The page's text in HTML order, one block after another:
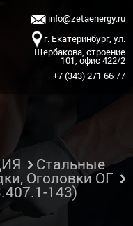
info@zetaenergy.ru
г. Екатеринбург, ул.
Щербакова, строение
101, офис 422/2
+7 (343) 271 66 77
Стальные
Оголовки ОГ
143)